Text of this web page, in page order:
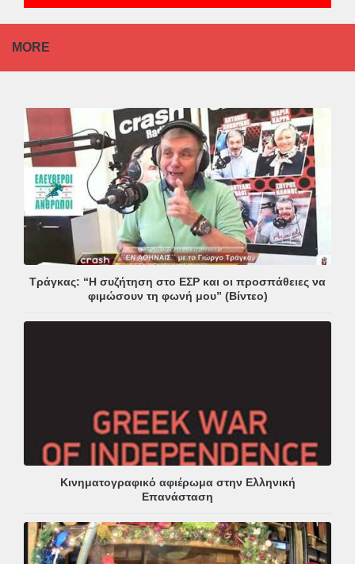
MORE
Τράγκας: “Η συζήτηση στο ΕΣΡ και οι προσπάθειες να
φιμώσουν τη φωνή μου” (Βίντεο)
Κινηματογραφικό αφιέρωμα στην Ελληνική
Επανάσταση